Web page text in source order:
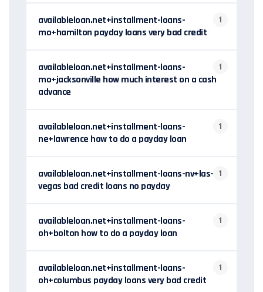
availableloan.net+installment-loans-
mo+hamilton payday loans very bad credit
1
availableloan.net+installment-loans-
mo+jacksonville how much interest on a cash
advance
1
availableloan.net+installment-loans-
ne+lawrence how to do a payday loan
1
availableloan.net+installment-loans-nv+las-
vegas bad credit loans no payday
1
availableloan.net+installment-loans-
oh+bolton how to do a payday loan
1
availableloan.net+installment-loans-
oh+columbus payday loans very bad credit
1